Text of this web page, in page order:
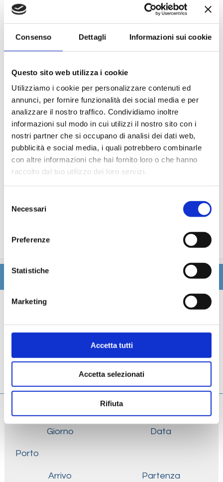
Consenso Dettagli Informazioni sui cookie
Questo sito web utilizza i cookie
Utilizziamo i cookie per personalizzare contenuti ed
annunci, per fornire funzionalità dei social media e per
analizzare il nostro traffico. Condividiamo inoltre
informazioni sul modo in cui utilizzi il nostro sito con i
nostri partner che si occupano di analisi dei dati web,
pubblicità e social media, i quali potrebbero combinarle
con altre informazioni che hai fornito loro o che hanno
raccolto dal tuo utilizzo dei loro servizi.
delNecessari
Preferenze
Statistiche
Marketing
Accetta tutti
Accetta selezionati
Rifiuta
Il trattamento di pensione completa a bordo (colazione,
Bevande a dispenser, serata di Gala con menù
particolare.
(giochi, concorsi, tornei, feste, serate a tema).
Gli spettacoli musicali o di cabaret nel teatro di bordo, i
balli e le feste in programma tutte le sere durante la
crociera.
L'utilizzo di tutte le attrezzature della nave: piscine,
lettini, teli mare, palestra, vasche idromassaggio,
biblioteca, discoteca.
La quota non comprende
Le bevande, le escursioni a terra nel corso della crociera,
Tasse portuali
Le quote di servizio altri servizi (parrucchiere, massaggi,
trattamenti estetici, medico, navigazione internet,
lavanderia).
Scheda tecnica
Giorno Data
Porto
Arrivo Partenza